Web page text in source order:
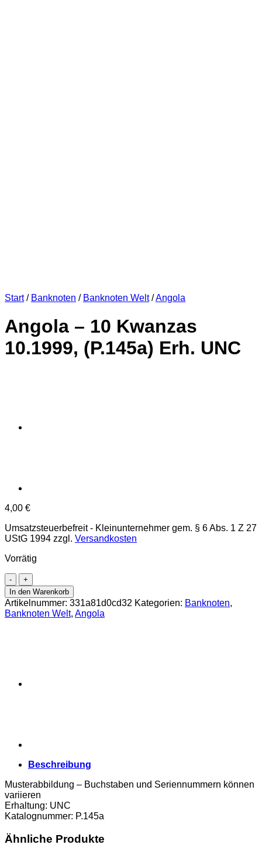
Start / Banknoten / Banknoten Welt /Angola
Angola – 10 Kwanzas
10.1999, (P.145a) Erh. UNC
4,00 €
Umsatzsteuerbefreit - Kleinunternehmer gem. § 6 Abs. 1 Z 27
UStG 1994 zzgl. Versandkosten
Vorrätig
Angola
-
10
Kwanzas
10.1999,
In den Warenkorb
Artikelnummer: 331a81d0cd32 Kategorien: Banknoten,
Banknoten Welt, Angola
Beschreibung
Musterabbildung – Buchstaben und Seriennummern können
variieren
Erhaltung: UNC
Katalognummer: P.145a
Ähnliche Produkte